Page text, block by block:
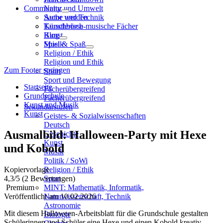
Natur und Umwelt
Sache und Technik
Künstlerisch-musische Fächer
Kunst
Musik
Religion / Ethik
Religion und Ethik
Sport
Sport und Bewegung
Fächerübergreifend
Fächerübergreifend
Sekundarstufen
Geistes- & Sozialwissenschaften
Deutsch
Geschichte
Kunst
Musik
Politik / SoWi
Religion / Ethik
Sport
MINT: Mathematik, Informatik,
Naturwissenschaft, Technik
Astronomie
Biologie
Community
Autor werden
Tauschbörse
Blog
Spiel & Spaß
Zum Footer springen
Startseite
Grundschule
Kunst und Musik
Kunst
Ausmalbild: Halloween-Party mit Hexe
und Kobold
Kopiervorlage
4,3/5 (2 Bewertungen)
Premium
Veröffentlicht am 10.02.2026
Mit diesem Halloween-Arbeitsblatt für die Grundschule gestalten